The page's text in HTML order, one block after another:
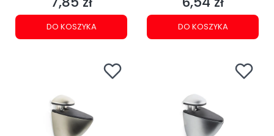
DO KOSZYKA DO KOSZYKA